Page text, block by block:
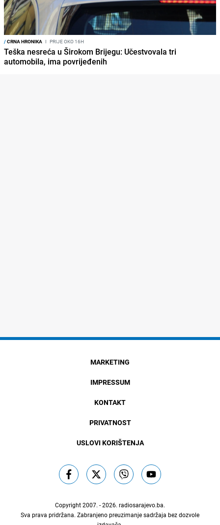
/CRNA HRONIKA I PRIJE OKO 16H
Teška nesreća u Širokom Brijegu: Učestvovala tri
automobila, ima povrijeđenih
MARKETING
IMPRESSUM
KONTAKT
PRIVATNOST
USLOVI KORIŠTENJA
Copyright 2007. - 2026. radiosarajevo.ba.
Sva prava pridržana. Zabranjeno preuzimanje sadržaja bez dozvole